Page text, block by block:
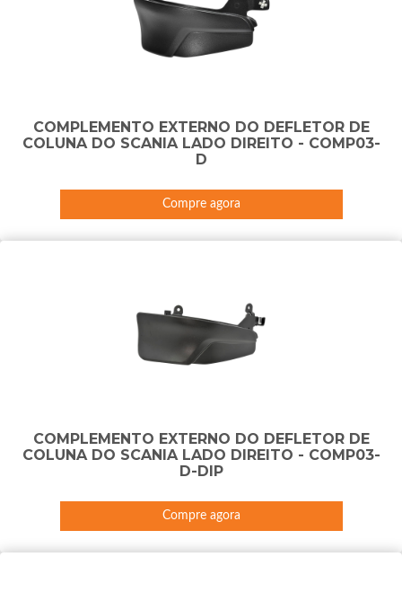
COMPLEMENTO EXTERNO DO DEFLETOR DE
COLUNA DO SCANIA LADO DIREITO - COMP03-
D
Compre agora
COMPLEMENTO EXTERNO DO DEFLETOR DE
COLUNA DO SCANIA LADO DIREITO - COMP03-
D-DIP
Compre agora